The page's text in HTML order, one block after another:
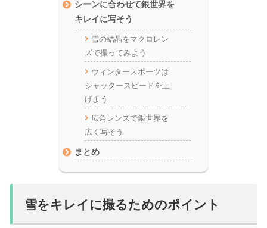
シーンに合わせて銀世界を
キレイに写そう
雪の結晶をマクロレン
ズで撮ってみよう
ウィンタースポーツは
シャッタースピードを上
げよう
広角レンズで銀世界を
広く写そう
まとめ
雪をキレイに撮るためのポイント